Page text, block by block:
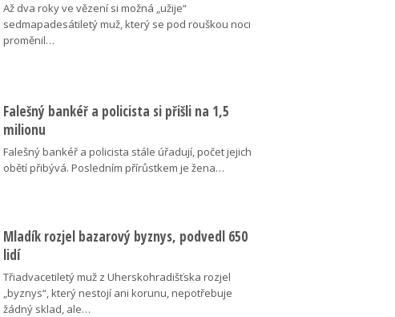
Až dva roky ve vězení si možná „užije“
sedmapadesátiletý muž, který se pod rouškou noci
proměnil…
Falešný bankéř a policista si přišli na 1,5
milionu
Falešný bankéř a policista stále úřadují, počet jejich
obětí přibývá. Posledním přírůstkem je žena…
Mladík rozjel bazarový byznys, podvedl 650
lidí
Třiadvacetiletý muž z Uherskohradišťska rozjel
„byznys“, který nestojí ani korunu, nepotřebuje
žádný sklad, ale…